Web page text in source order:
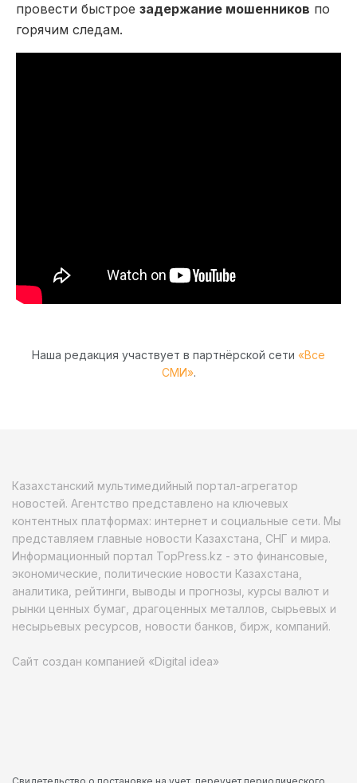
провести быстрое задержание мошенников по
горячим следам.
Наша редакция участвует в партнёрской сети «Все
СМИ».
Казахстанский мультимедийный портал-агрегатор
новостей. Агентство представлено на ключевых
контентных платформах: интернет и социальные сети. Мы
представляем главные новости Казахстана, СНГ и мира.
Информационный портал TopPress.kz - это финансовые,
экономические, политические новости Казахстана,
аналитика, рейтинги, выводы и прогнозы, курсы валют и
рынки ценных бумаг, драгоценных металлов, сырьевых и
несырьевых ресурсов, новости банков, бирж, компаний.
Сайт создан компанией «Digital idea»